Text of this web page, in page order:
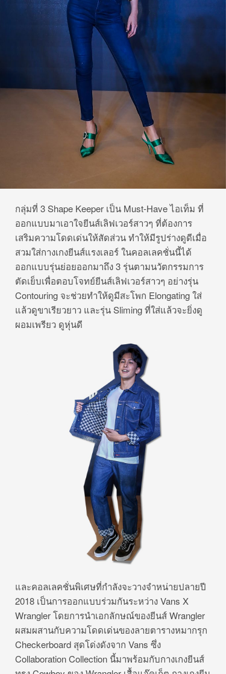
กลุ่มที่ 3 Shape Keeper เป็น Must-Have ไอเท็ม ที่
ออกแบบมาเอาใจยีนส์เลิฟเวอร์สาวๆ ที่ต้องการ
เสริมความโดดเด่นให้สัดส่วน ทำให้มีรูปร่างดูดีเมื่อ
สวมใส่กางเกงยีนส์แรงเลอร์ ในคอลเลคชั่นนี้ได้
ออกแบบรุ่นย่อยออกมาถึง 3 รุ่นตามนวัตกรรมการ
ตัดเย็บเพื่อตอบโจทย์ยีนส์เลิฟเวอร์สาวๆ อย่างรุ่น
Contouring จะช่วยทำให้ดูมีสะโพก Elongating ใส่
แล้วดูขาเรียวยาว และรุ่น Sliming ที่ใส่แล้วจะยิ่งดู
ผอมเพรียว ดูหุ่นดี
และคอลเลคชั่นพิเศษที่กำลังจะวางจำหน่ายปลายปี
2018 เป็นการออกแบบร่วมกันระหว่าง Vans X
Wrangler โดยการนำเอกลักษณ์ของยีนส์ Wrangler
ผสมผสานกับความโดดเด่นของลายตารางหมากรุก
Checkerboard สุดโด่งดังจาก Vans ซึ่ง
Collaboration Collection นี้มาพร้อมกับกางเกงยีนส์